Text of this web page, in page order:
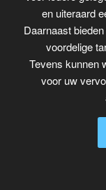
en uiteraard
Daarnaast
voordelige
Tevens kunnen
voor uw